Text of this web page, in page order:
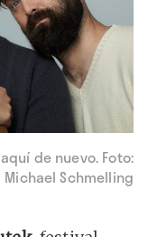
de nuevo. Foto:
Michael Schmelling